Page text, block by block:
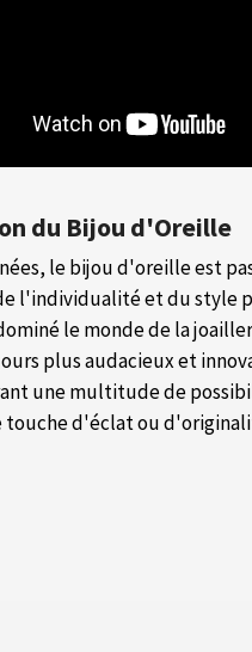
du Bijou d'Oreille
le bijou d'oreille est
l'individualité et du style
le monde de la
plus audacieux et
une multitude de
d'éclat ou